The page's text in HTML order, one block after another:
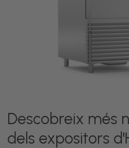
Descobreix més
dels expositors